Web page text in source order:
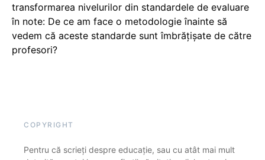
transformarea nivelurilor din standardele de evaluare
în note: De ce am face o metodologie înainte să
vedem că aceste standarde sunt îmbrățișate de către
profesori?
COPYRIGHT
Pentru că scrieți despre educație, sau cu atât mai mult